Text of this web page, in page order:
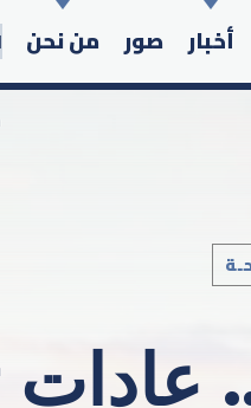
أخبار صور من نحن
Search in